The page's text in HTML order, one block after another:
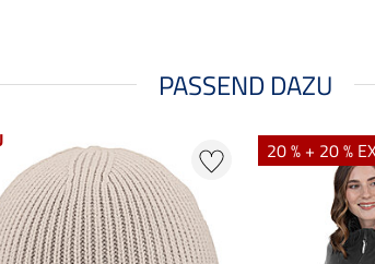
PASSEND DAZU
20 % + 20 %